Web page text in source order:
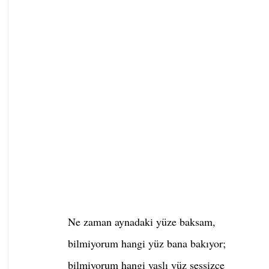
Ne zaman aynadaki yüze baksam,
bilmiyorum hangi yüz bana bakıyor;
bilmiyorum hangi yaşlı yüz sessizce